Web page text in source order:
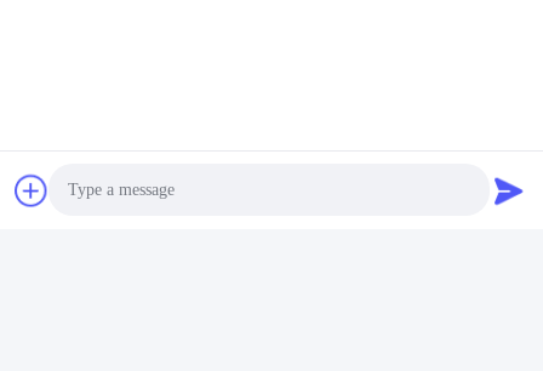
E-mail